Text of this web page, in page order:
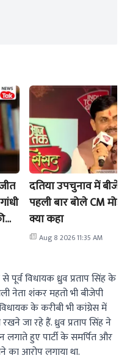
दतिया उपचुनाव में
पहली बार बोले CM
क्या कहा
Aug 8 2026 11:35 AM
विधायक ध्रुव प्रताप सिंह के
नेता शंकर महतो भी बीजेपी
के करीबी भी कांग्रेस में
जा रहे हैं. ध्रुव प्रताप सिंह ने
लगाते हुए पार्टी के समर्पित और
का आरोप लगाया था.